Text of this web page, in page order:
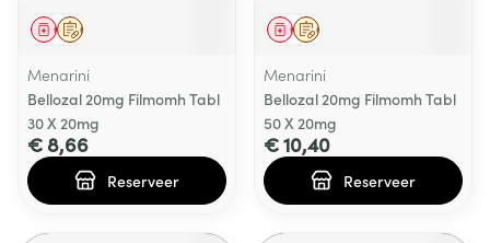
Op voorschrift
Geneesmiddel
Menarini
Bellozal 20mg Filmomh Tabl
30 X 20mg
€ 8,66
Reserveer
Op voorschrift
Geneesmiddel
Menarini
Bellozal 20mg Filmomh Tabl
50 X 20mg
€ 10,40
Reserveer